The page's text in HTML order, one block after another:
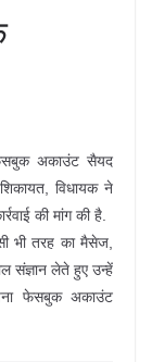
अकाउंट सैयद
विधायक ने
की मांग की है.
भी तरह का मैसेज,
संज्ञान लेते हुए उन्हें
फेसबुक अकाउंट